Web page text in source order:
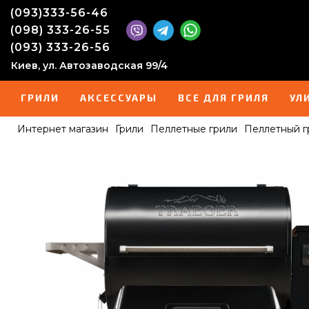
(093)333-56-46
(098) 333-26-55
(093) 333-26-56
Киев, ул. Автозаводская 99/4
ГРИЛИ АКСЕССУАРЫ ВСЕ ДЛЯ ГРИЛЯ
Интернет магазин Грили Пеллетные грили Пеллетный